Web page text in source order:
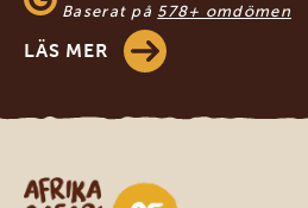
Baserat på 578+ omdömen
LÄS MER
Safari-resor i Afrika